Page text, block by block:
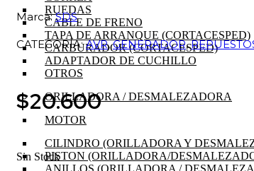
RUEDAS
CABLE DE FRENO
TAPA DE ARRANQUE (CORTACESPED)
CARBURADOR (CORTACESPED)
ADAPTADOR DE CUCHILLO
OTROS
ORILLADORA / DESMALEZADORA
MOTOR
CILINDRO (ORILLADORA Y
PISTON (ORILLADORA/
Marca:SDS
CATEGORÍA:AVR,GENERADOR,
$20.600
Sin Stock